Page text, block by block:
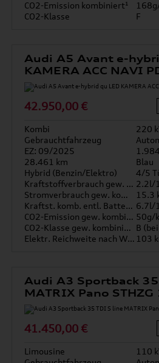
CO2-Emission kombiniert¹
CO2-Klasse
F
Audi A5 Avant e-
KAMERA ACC NAVI
42.950,00 €
Kombi
220
Gebrauchtfahrzeug
EZ: 09/2025
28.461 km
Blau
Hybrid (Benzin/Elektro)
4/5
Kraftstoffverbrauch gew. kombiniert 2.2l/
Stromverbrauch gew. kombiniert
15.3
Kraftst. komb. entl. Batterie 6.7l/
CO2-Emission gew. kombiniert 50g/
CO2-Klasse gew. kombiniert B
Elektr. Reichweite nach WLTP* 103
Audi A3 Sportback
MATRIX Pano STHZG
41.450,00 €
Limousine
110